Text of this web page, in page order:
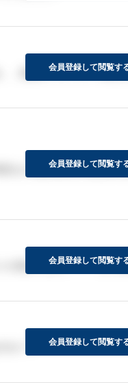
、結果についていつ頃
会員登録して閲覧す
なら1週間以内に通知来
会員登録して閲覧す
た気がします、、、もう
会員登録して閲覧す
会員登録して閲覧す